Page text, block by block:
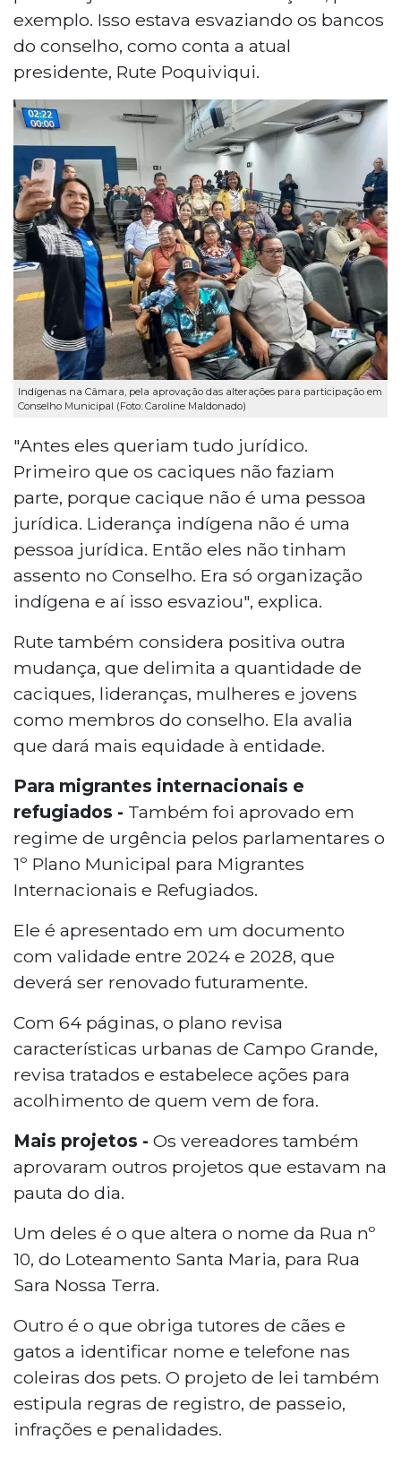
exemplo. Isso estava esvaziando os bancos
do conselho, como conta a atual
presidente, Rute Poquiviqui.
Indígenas na Câmara, pela aprovação das alterações para participação em
Conselho Municipal (Foto: Caroline Maldonado)
"Antes eles queriam tudo jurídico.
Primeiro que os caciques não faziam
parte, porque cacique não é uma pessoa
jurídica. Liderança indígena não é uma
pessoa jurídica. Então eles não tinham
assento no Conselho. Era só organização
indígena e aí isso esvaziou", explica.
Rute também considera positiva outra
mudança, que delimita a quantidade de
caciques, lideranças, mulheres e jovens
como membros do conselho. Ela avalia
que dará mais equidade à entidade.
Para migrantes internacionais e
refugiados - Também foi aprovado em
regime de urgência pelos parlamentares o
1º Plano Municipal para Migrantes
Internacionais e Refugiados.
Ele é apresentado em um documento
com validade entre 2024 e 2028, que
deverá ser renovado futuramente.
Com 64 páginas, o plano revisa
características urbanas de Campo Grande,
revisa tratados e estabelece ações para
acolhimento de quem vem de fora.
Mais projetos - Os vereadores também
aprovaram outros projetos que estavam na
pauta do dia.
Um deles é o que altera o nome da Rua nº
10, do Loteamento Santa Maria, para Rua
Sara Nossa Terra.
Outro é o que obriga tutores de cães e
gatos a identificar nome e telefone nas
coleiras dos pets. O projeto de lei também
estipula regras de registro, de passeio,
infrações e penalidades.